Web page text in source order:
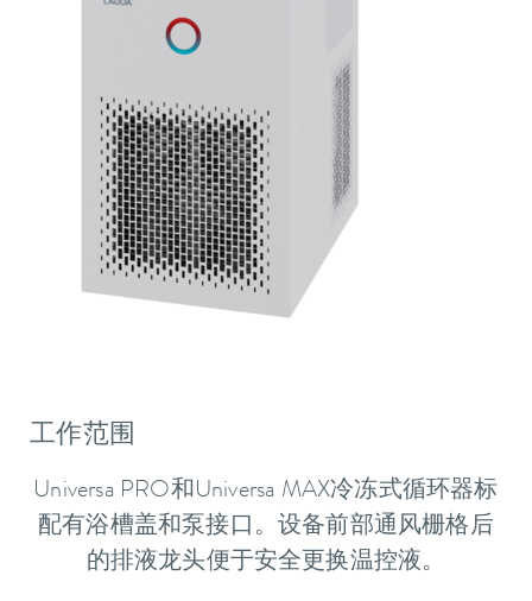
工作范围
Universa PRO和Universa MAX冷冻式循环器标
配有浴槽盖和泵接口。设备前部通风栅格后
的排液龙头便于安全更换温控液。